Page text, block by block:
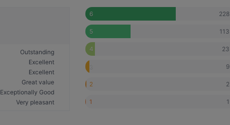
Outstanding
Excellent
Excellent
Great value
Exceptionally Good
Very pleasant
6 228
5 113
4 23
3 9
2 2
1 1